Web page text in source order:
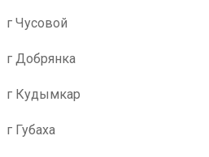
г Чусовой
г Добрянка
г Кудымкар
г Губаха